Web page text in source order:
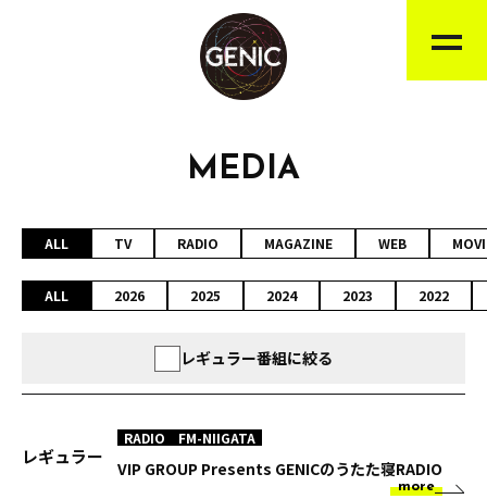
MEDIA
ALL TV RADIO MAGAZINE WEB
ALL 2026 2025 2024 2023 2022
レギュラー番組に絞る
レギュラー
RADIO FM-NIIGATA
VIP GROUP Presents GENICのうたた寝RADIO
more